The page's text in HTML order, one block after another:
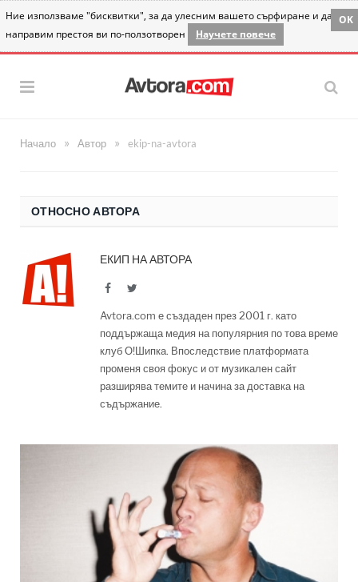
Ние използваме "бисквитки", за да улесним вашето сърфиране и да
направим престоя ви по-ползотворен
Научете повече
OK
Начало » Автор » ekip-na-avtora
ОТНОСНО АВТОРА
ЕКИП НА АВТОРА
FacebookTwitter
Avtora.com е създаден през 2001 г. като
поддържаща медия на популярния по това време
клуб О!Шипка. Впоследствие платформата
променя своя фокус и от музикален сайт
разширява темите и начина за доставка на
съдържание.